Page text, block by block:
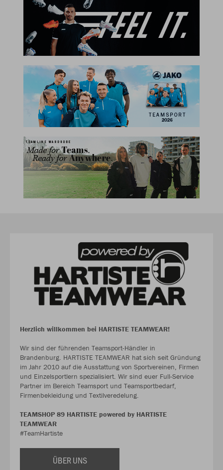
Herzlich willkommen bei HARTISTE TEAMWEAR!
Wir sind der führenden Teamsport-Händler in
Brandenburg. HARTISTE TEAMWEAR hat sich seit Gründung
im Jahr 2010 auf die Ausstattung von Sportvereinen, Firmen
und Einzelsportlern spezialisiert. Wir sind euer Full-Service
Partner im Bereich Teamsport und Teamsportbedarf,
Firmenbekleidung und Textilveredelung.
TEAMSHOP 89 HARTISTE powered by HARTISTE
TEAMWEAR
#TeamHartiste
ÜBER UNS